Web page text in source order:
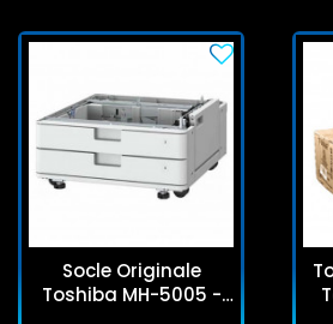
Socle Originale
Toshiba MH-5005 -